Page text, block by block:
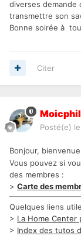
diverses
transmettre son
Bonne soirée à
Citer
Moicphil
Posté(e)
Bonjour,
Vous pouvez si
des membres :
> Carte des
Quelques liens
> La Home Center
> Index des tutos